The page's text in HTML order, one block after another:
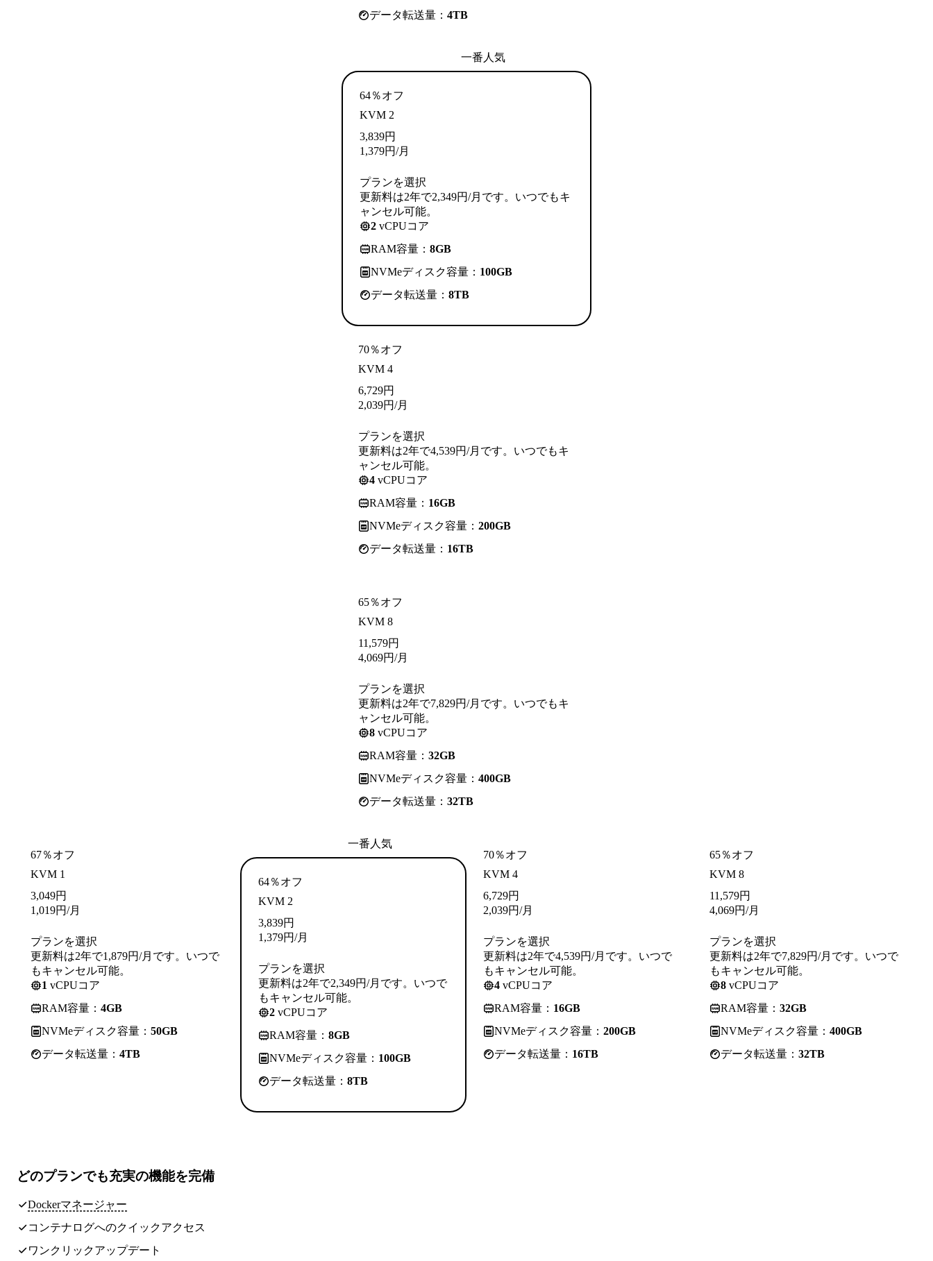
データ転送量： 4TB
一番人気
64％オフ
KVM 2
3,839円
1,379円/月
プランを選択
更新料は2年で2,349円/月です。いつでもキ
ャンセル可能。
2 vCPUコア
RAM容量： 8GB
NVMeディスク容量： 100GB
データ転送量： 8TB
70％オフ
KVM 4
6,729円
2,039円/月
プランを選択
更新料は2年で4,539円/月です。いつでもキ
ャンセル可能。
4 vCPUコア
RAM容量： 16GB
NVMeディスク容量： 200GB
データ転送量： 16TB
65％オフ
KVM 8
11,579円
4,069円/月
プランを選択
更新料は2年で7,829円/月です。いつでもキ
ャンセル可能。
8 vCPUコア
RAM容量： 32GB
NVMeディスク容量： 400GB
データ転送量： 32TB
67％オフ
KVM 1
3,049円
1,019円/月
プランを選択
更新料は2年で1,879円/月です。いつで
もキャンセル可能。
1 vCPUコア
RAM容量： 4GB
NVMeディスク容量： 50GB
データ転送量： 4TB
一番人気
64％オフ
KVM 2
3,839円
1,379円/月
プランを選択
更新料は2年で2,349円/月です。いつで
もキャンセル可能。
2 vCPUコア
RAM容量： 8GB
NVMeディスク容量： 100GB
データ転送量： 8TB
70％オフ
KVM 4
6,729円
2,039円/月
プランを選択
更新料は2年で4,539円/月です。いつで
もキャンセル可能。
4 vCPUコア
RAM容量： 16GB
NVMeディスク容量： 200GB
データ転送量： 16TB
65％オフ
KVM 8
11,579円
4,069円/月
プランを選択
更新料は2年で7,829円/月です。いつで
もキャンセル可能。
8 vCPUコア
RAM容量： 32GB
NVMeディスク容量： 400GB
データ転送量： 32TB
どのプランでも充実の機能を完備
Dockerマネージャー
コンテナログへのクイックアクセス
ワンクリックアップデート